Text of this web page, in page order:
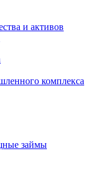
и активов
комплекса
займы